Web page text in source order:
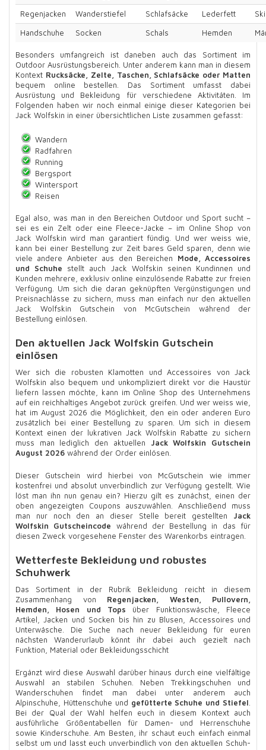
Regenjacken
Wanderstiefel Schlafsäcke Lederfett
Handschuhe
Socken Schals Hemden
Besonders umfangreich ist daneben auch das Sortiment im
Outdoor Ausrüstungsbereich. Unter anderem kann man in diesem
Kontext Rucksäcke, Zelte, Taschen, Schlafsäcke oder Matten
bequem online bestellen. Das Sortiment umfasst dabei
Ausrüstung und Bekleidung für verschiedene Aktivitäten. Im
Folgenden haben wir noch einmal einige dieser Kategorien bei
Jack Wolfskin in einer übersichtlichen Liste zusammen gefasst:
Wandern
Radfahren
Running
Bergsport
Wintersport
Reisen
Egal also, was man in den Bereichen Outdoor und Sport sucht –
sei es ein Zelt oder eine Fleece-Jacke – im Online Shop von
Jack Wolfskin wird man garantiert fündig. Und wer weiss wie,
kann bei einer Bestellung zur Zeit bares Geld sparen, denn wie
viele andere Anbieter aus den Bereichen Mode, Accessoires
und Schuhe stellt auch Jack Wolfskin seinen Kundinnen und
Kunden mehrere, exklusiv online einzulösende Rabatte zur freien
Verfügung. Um sich die daran geknüpften Vergünstigungen und
Preisnachlässe zu sichern, muss man einfach nur den aktuellen
Jack Wolfskin Gutschein von McGutschein während der
Bestellung einlösen.
Den aktuellen Jack Wolfskin Gutschein
einlösen
Wer sich die robusten Klamotten und Accessoires von Jack
Wolfskin also bequem und unkompliziert direkt vor die Haustür
liefern lassen möchte, kann im Online Shop des Unternehmens
auf ein reichhaltiges Angebot zurück greifen. Und wer weiss wie,
hat im August 2026 die Möglichkeit, den ein oder anderen Euro
zusätzlich bei einer Bestellung zu sparen. Um sich in diesem
Kontext einen der lukrativen Jack Wolfskin Rabatte zu sichern
muss man lediglich den aktuellen Jack Wolfskin Gutschein
August 2026 während der Order einlösen.
Dieser Gutschein wird hierbei von McGutschein wie immer
kostenfrei und absolut unverbindlich zur Verfügung gestellt. Wie
löst man ihn nun genau ein? Hierzu gilt es zunächst, einen der
oben angezeigten Coupons auszuwählen. Anschließend muss
man nur noch den an dieser Stelle bereit gestellten Jack
Wolfskin Gutscheincode während der Bestellung in das für
diesen Zweck vorgesehene Fenster des Warenkorbs eintragen.
Wetterfeste Bekleidung und robustes
Schuhwerk
Das Sortiment in der Rubrik Bekleidung reicht in diesem
Zusammenhang von Regenjacken, Westen, Pullovern,
Hemden, Hosen und Tops über Funktionswäsche, Fleece
Artikel, Jacken und Socken bis hin zu Blusen, Accessoires und
Unterwäsche. Die Suche nach neuer Bekleidung für euren
nächsten Wanderurlaub könnt ihr dabei auch gezielt nach
Funktion, Material oder Bekleidungsschicht
Ergänzt wird diese Auswahl darüber hinaus durch eine vielfältige
Auswahl an stabilen Schuhen. Neben Trekkingschuhen und
Wanderschuhen findet man dabei unter anderem auch
Alpinschuhe, Hüttenschuhe und gefütterte Schuhe und Stiefel.
Bei der Qual der Wahl helfen euch in diesem Kontext auch
ausführliche Größentabellen für Damen- und Herrenschuhe
sowie Kinderschuhe. Am Besten, ihr schaut euch einfach einmal
selbst um und lasst euch unverbindlich von den aktuellen Schuh-